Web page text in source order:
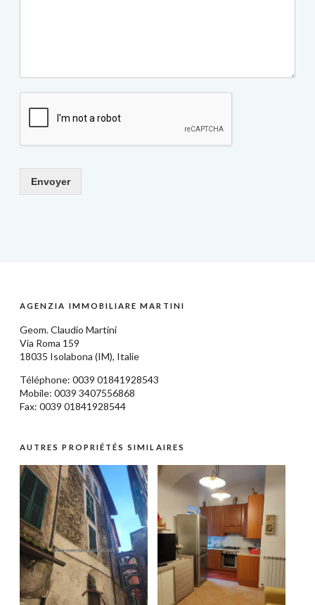
Envoyer
AGENZIA IMMOBILIARE MARTINI
Geom.Claudio Martini
Via Roma 159
18035 Isolabona (IM), Italie
Téléphone: 0039 01841928543
Mobile: 0039 3407556868
Fax: 0039 01841928544
AUTRES PROPRIÉTÉS SIMILAIRES